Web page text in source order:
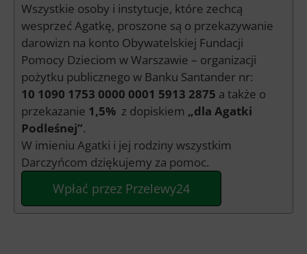
Wszystkie osoby i instytucje, które zechcą
wesprzeć Agatkę, proszone są o przekazywanie
darowizn na konto Obywatelskiej Fundacji
Pomocy Dzieciom w Warszawie – organizacji
pożytku publicznego w Banku Santander nr:
10 1090 1753 0000 0001 5913 2875 a także o
przekazanie 1,5% z dopiskiem „dla Agatki
Podleśnej”.
W imieniu Agatki i jej rodziny wszystkim
Darczyńcom dziękujemy za pomoc.
Wpłać przez Przelewy24